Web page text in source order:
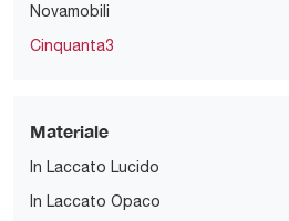
Novamobili
Cinquanta3
Materiale
In Laccato Lucido
In Laccato Opaco